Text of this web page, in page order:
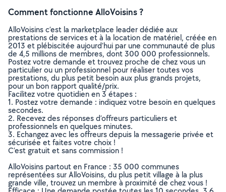
Comment fonctionne AlloVoisins ?
AlloVoisins c’est la marketplace leader dédiée aux
prestations de services et à la location de matériel, créée en
2013 et plébiscitée aujourd’hui par une communauté de plus
de 4,5 millions de membres, dont 300 000 professionnels.
Postez votre demande et trouvez proche de chez vous un
particulier ou un professionnel pour réaliser toutes vos
prestations, du plus petit besoin aux plus grands projets,
pour un bon rapport qualité/prix.
Facilitez votre quotidien en 3 étapes :
1. Postez votre demande : indiquez votre besoin en quelques
secondes.
2. Recevez des réponses d’offreurs particuliers et
professionnels en quelques minutes.
3. Echangez avec les offreurs depuis la messagerie privée et
sécurisée et faites votre choix !
C’est gratuit et sans commission !
AlloVoisins partout en France : 35 000 communes
représentées sur AlloVoisins, du plus petit village à la plus
grande ville, trouvez un membre à proximité de chez vous !